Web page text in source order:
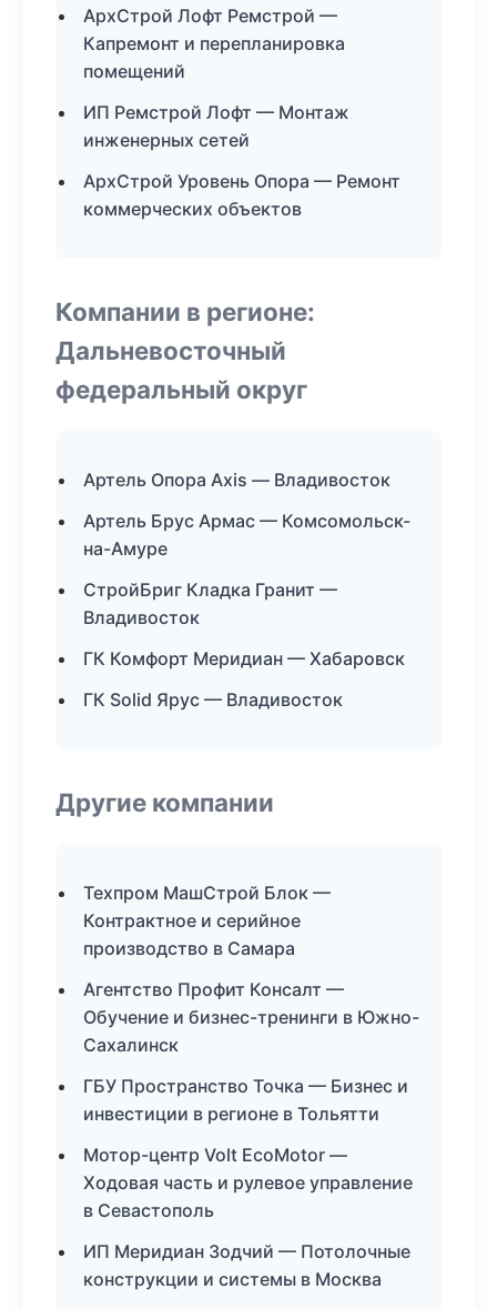
АрхСтрой Лофт Ремстрой —
Капремонт и перепланировка
помещений
ИП Ремстрой Лофт — Монтаж
инженерных сетей
АрхСтрой Уровень Опора — Ремонт
коммерческих объектов
Компании в регионе:
Дальневосточный
федеральный округ
Артель Опора Axis — Владивосток
Артель Брус Армас — Комсомольск-
на-Амуре
СтройБриг Кладка Гранит —
Владивосток
ГК Комфорт Меридиан — Хабаровск
ГК Solid Ярус — Владивосток
Другие компании
Техпром МашСтрой Блок —
Контрактное и серийное
производство в Самара
Агентство Профит Консалт —
Обучение и бизнес-тренинги в Южно-
Сахалинск
ГБУ Пространство Точка — Бизнес и
инвестиции в регионе в Тольятти
Мотор-центр Volt EcoMotor —
Ходовая часть и рулевое управление
в Севастополь
ИП Меридиан Зодчий — Потолочные
конструкции и системы в Москва